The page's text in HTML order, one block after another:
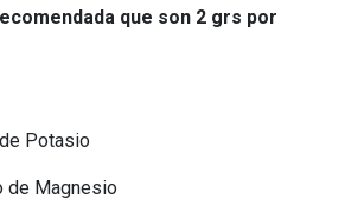
que son 2 grs por
Potasio
de Magnesio